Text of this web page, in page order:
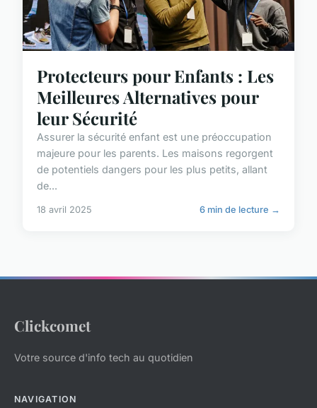
Protecteurs pour Enfants : Les
Meilleures Alternatives pour
leur Sécurité
Assurer la sécurité enfant est une préoccupation
majeure pour les parents. Les maisons regorgent
de potentiels dangers pour les plus petits, allant
de...
18 avril 2025 6 min de lecture →
Clickcomet
Votre source d'info tech au quotidien
NAVIGATION